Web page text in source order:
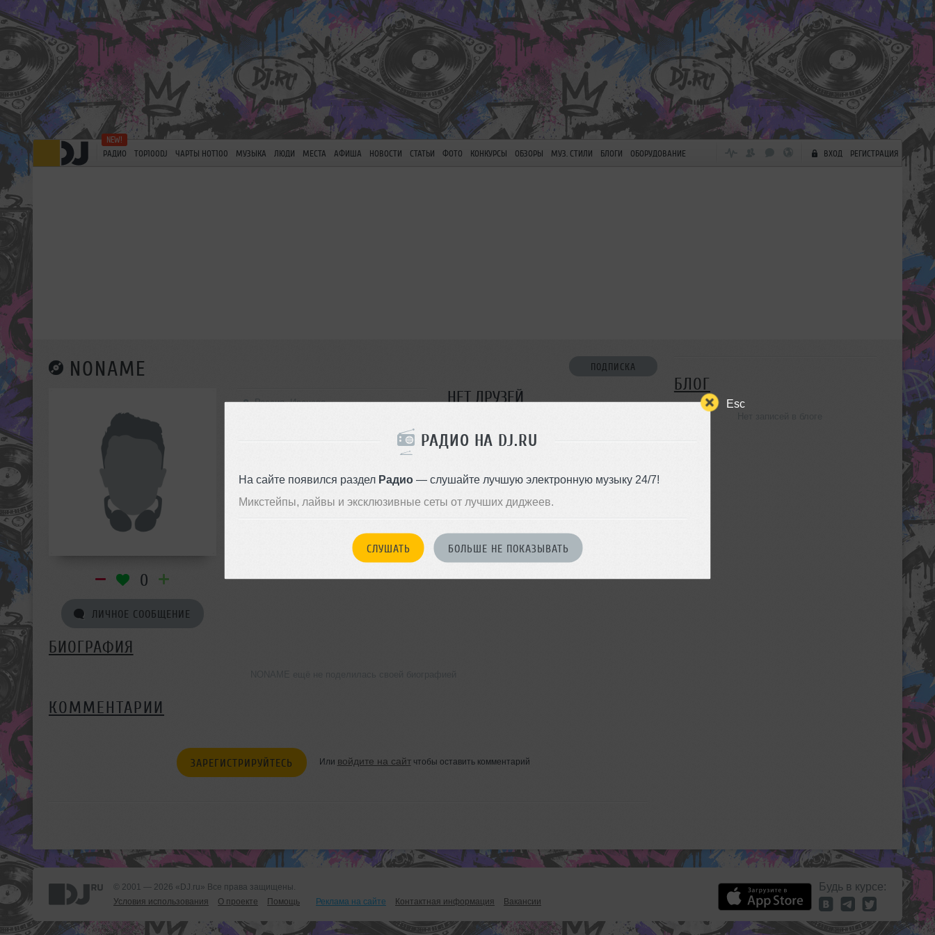
Esc
РАДИО НА DJ.RU
На сайте появился раздел Радио— слушайте лучшую электронную музыку 24/7!
Микстейпы, лайвы и эксклюзивные сеты от лучших диджеев.
СЛУШАТЬ БОЛЬШЕ НЕ ПОКАЗЫВАТЬ
РАДИО TOP100DJ ЧАРТЫ HOT100 МУЗЫКА ЛЮДИ МЕСТА АФИША НОВОСТИ СТАТЬИ ФОТО КОНКУРСЫ ОБЗОРЫ МУЗ. СТИЛИ БЛОГИ ОБОРУДОВАНИЕ ВХОД РЕГИСТРАЦИЯ
NONAME ПОДПИСКА
0
ЛИЧНОЕ СООБЩЕНИЕ
Россия, Иваново НЕТ ДРУЗЕЙ
БИОГРАФИЯ
КОММЕНТАРИИ
ЗАРЕГИСТРИРУЙТЕСЬ Или войдите на сайтчтобы оставить комментарий
БЛОГ
© 2001 — 2026 «DJ.ru» Все права защищены.
Условия использования
О проекте Помощь Реклама на сайте Контактная информация Вакансии
Будь в курсе: